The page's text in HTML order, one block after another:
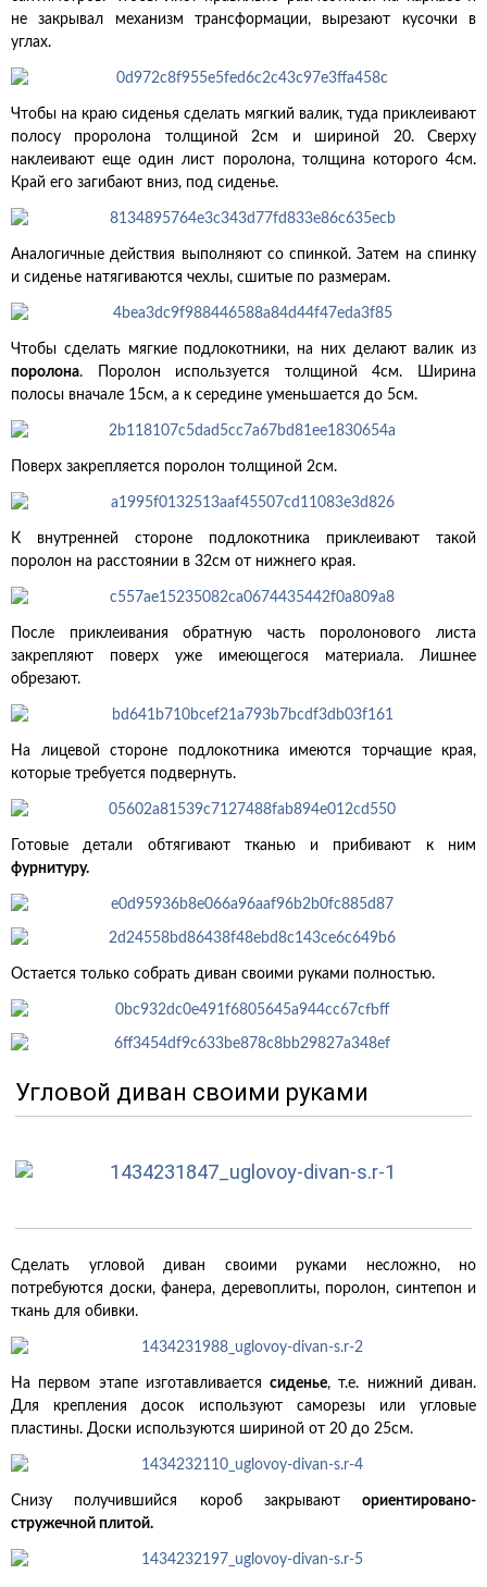
не закрывал механизм трансформации, вырезают кусочки в
углах.
Чтобы на краю сиденья сделать мягкий валик, туда приклеивают
полосу проролона толщиной 2см и шириной 20. Сверху
наклеивают еще один лист поролона, толщина которого 4см.
Край его загибают вниз, под сиденье.
Аналогичные действия выполняют со спинкой. Затем на спинку
и сиденье натягиваются чехлы, сшитые по размерам.
Чтобы сделать мягкие подлокотники, на них делают валик из
поролона. Поролон используется толщиной 4см. Ширина
полосы вначале 15см, а к середине уменьшается до 5см.
Поверх закрепляется поролон толщиной 2см.
К внутренней стороне подлокотника приклеивают такой
поролон на расстоянии в 32см от нижнего края.
После приклеивания обратную часть поролонового листа
закрепляют поверх уже имеющегося материала. Лишнее
обрезают.
На лицевой стороне подлокотника имеются торчащие края,
которые требуется подвернуть.
Готовые детали обтягивают тканью и прибивают к ним
фурнитуру.
Остается только собрать диван своими руками полностью.
Угловой диван своими руками
Сделать угловой диван своими руками несложно, но
потребуются доски, фанера, деревоплиты, поролон, синтепон и
ткань для обивки.
На первом этапе изготавливаетсясиденье, т.е. нижний диван.
Для крепления досок используют саморезы или угловые
пластины. Доски используются шириной от 20 до 25см.
Снизу получившийся короб закрывают ориентировано-
стружечной плитой.